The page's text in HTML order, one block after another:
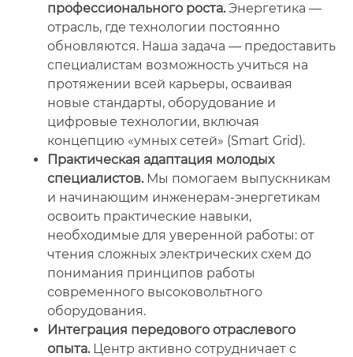
профессионального роста.Энергетика —
отрасль, где технологии постоянно
обновляются. Наша задача — предоставить
специалистам возможность учиться на
протяжении всей карьеры, осваивая
новые стандарты, оборудование и
цифровые технологии, включая
концепцию «умных сетей» (Smart Grid).
Практическая адаптация молодых
специалистов.Мы помогаем выпускникам
и начинающим инженерам-энергетикам
освоить практические навыки,
необходимые для уверенной работы: от
чтения сложных электрических схем до
понимания принципов работы
современного высоковольтного
оборудования.
Интеграция передового отраслевого
опыта.Центр активно сотрудничает с